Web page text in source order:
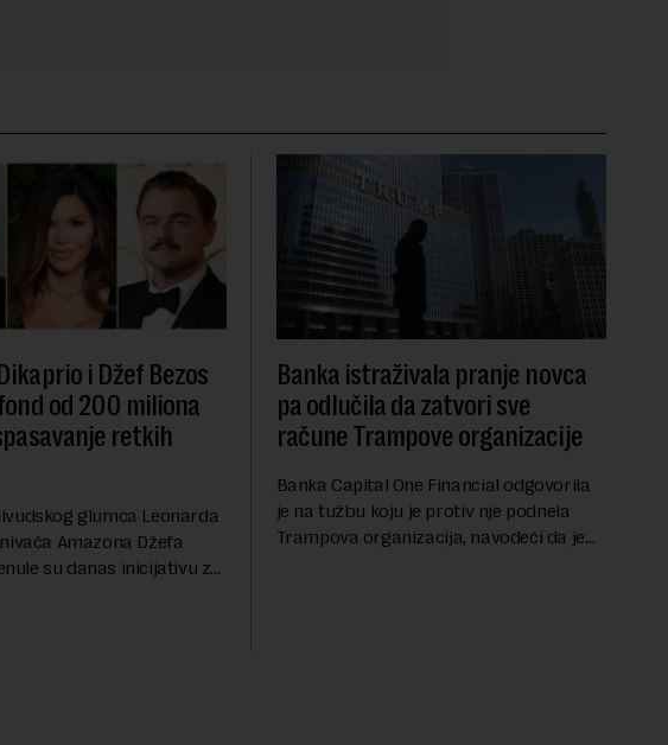
i Džef Bezos
od 200 miliona
retkih
glumca Leonarda
Amazona Džefa
su danas inicijativu za
Banka istraživala pranje novca
pa odlučila da zatvori sve
račune Trampove organizacije
Banka Capital One Financial odgovorila
je na tužbu koju je protiv nje podnela
Trampova organizacija, navodeći da je